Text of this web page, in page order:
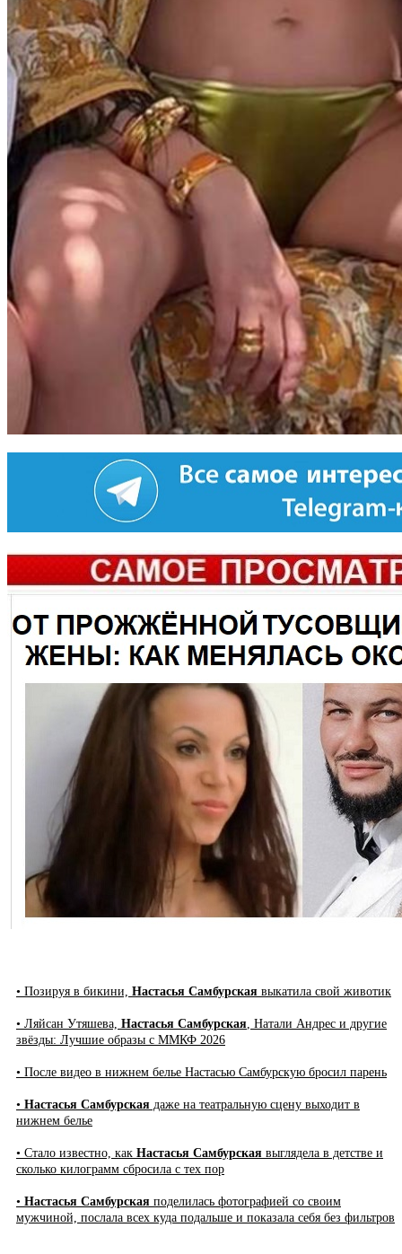
• Позируя в бикини, Настасья Самбурская выкатила свой животик
• Ляйсан Утяшева, Настасья Самбурская , Натали Андрес и другие
звёзды: Лучшие образы с ММКФ 2026
• После видео в нижнем белье Настасью Самбурскую бросил парень
• Настасья Самбурская даже на театральную сцену выходит в
нижнем белье
• Стало известно, как Настасья Самбурская выглядела в детстве и
сколько килограмм сбросила с тех пор
• Настасья Самбурская поделилась фотографией со своим
мужчиной, послала всех куда подальше и показала себя без фильтров